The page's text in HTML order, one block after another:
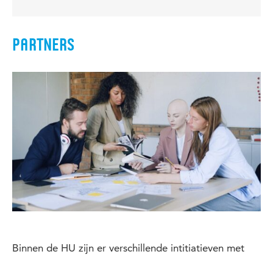
PARTNERS
Binnen de HU zijn er verschillende intitiatieven met